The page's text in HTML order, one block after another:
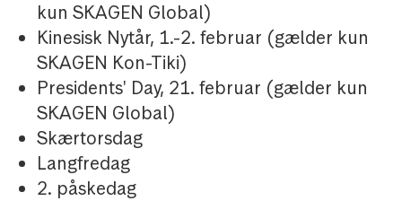
kun SKAGEN Global)
Kinesisk Nytår, 1.-2. februar (gælder kun
SKAGEN Kon-Tiki)
Presidents' Day, 21. februar (gælder kun
SKAGEN Global)
Skærtorsdag
Langfredag
2. påskedag